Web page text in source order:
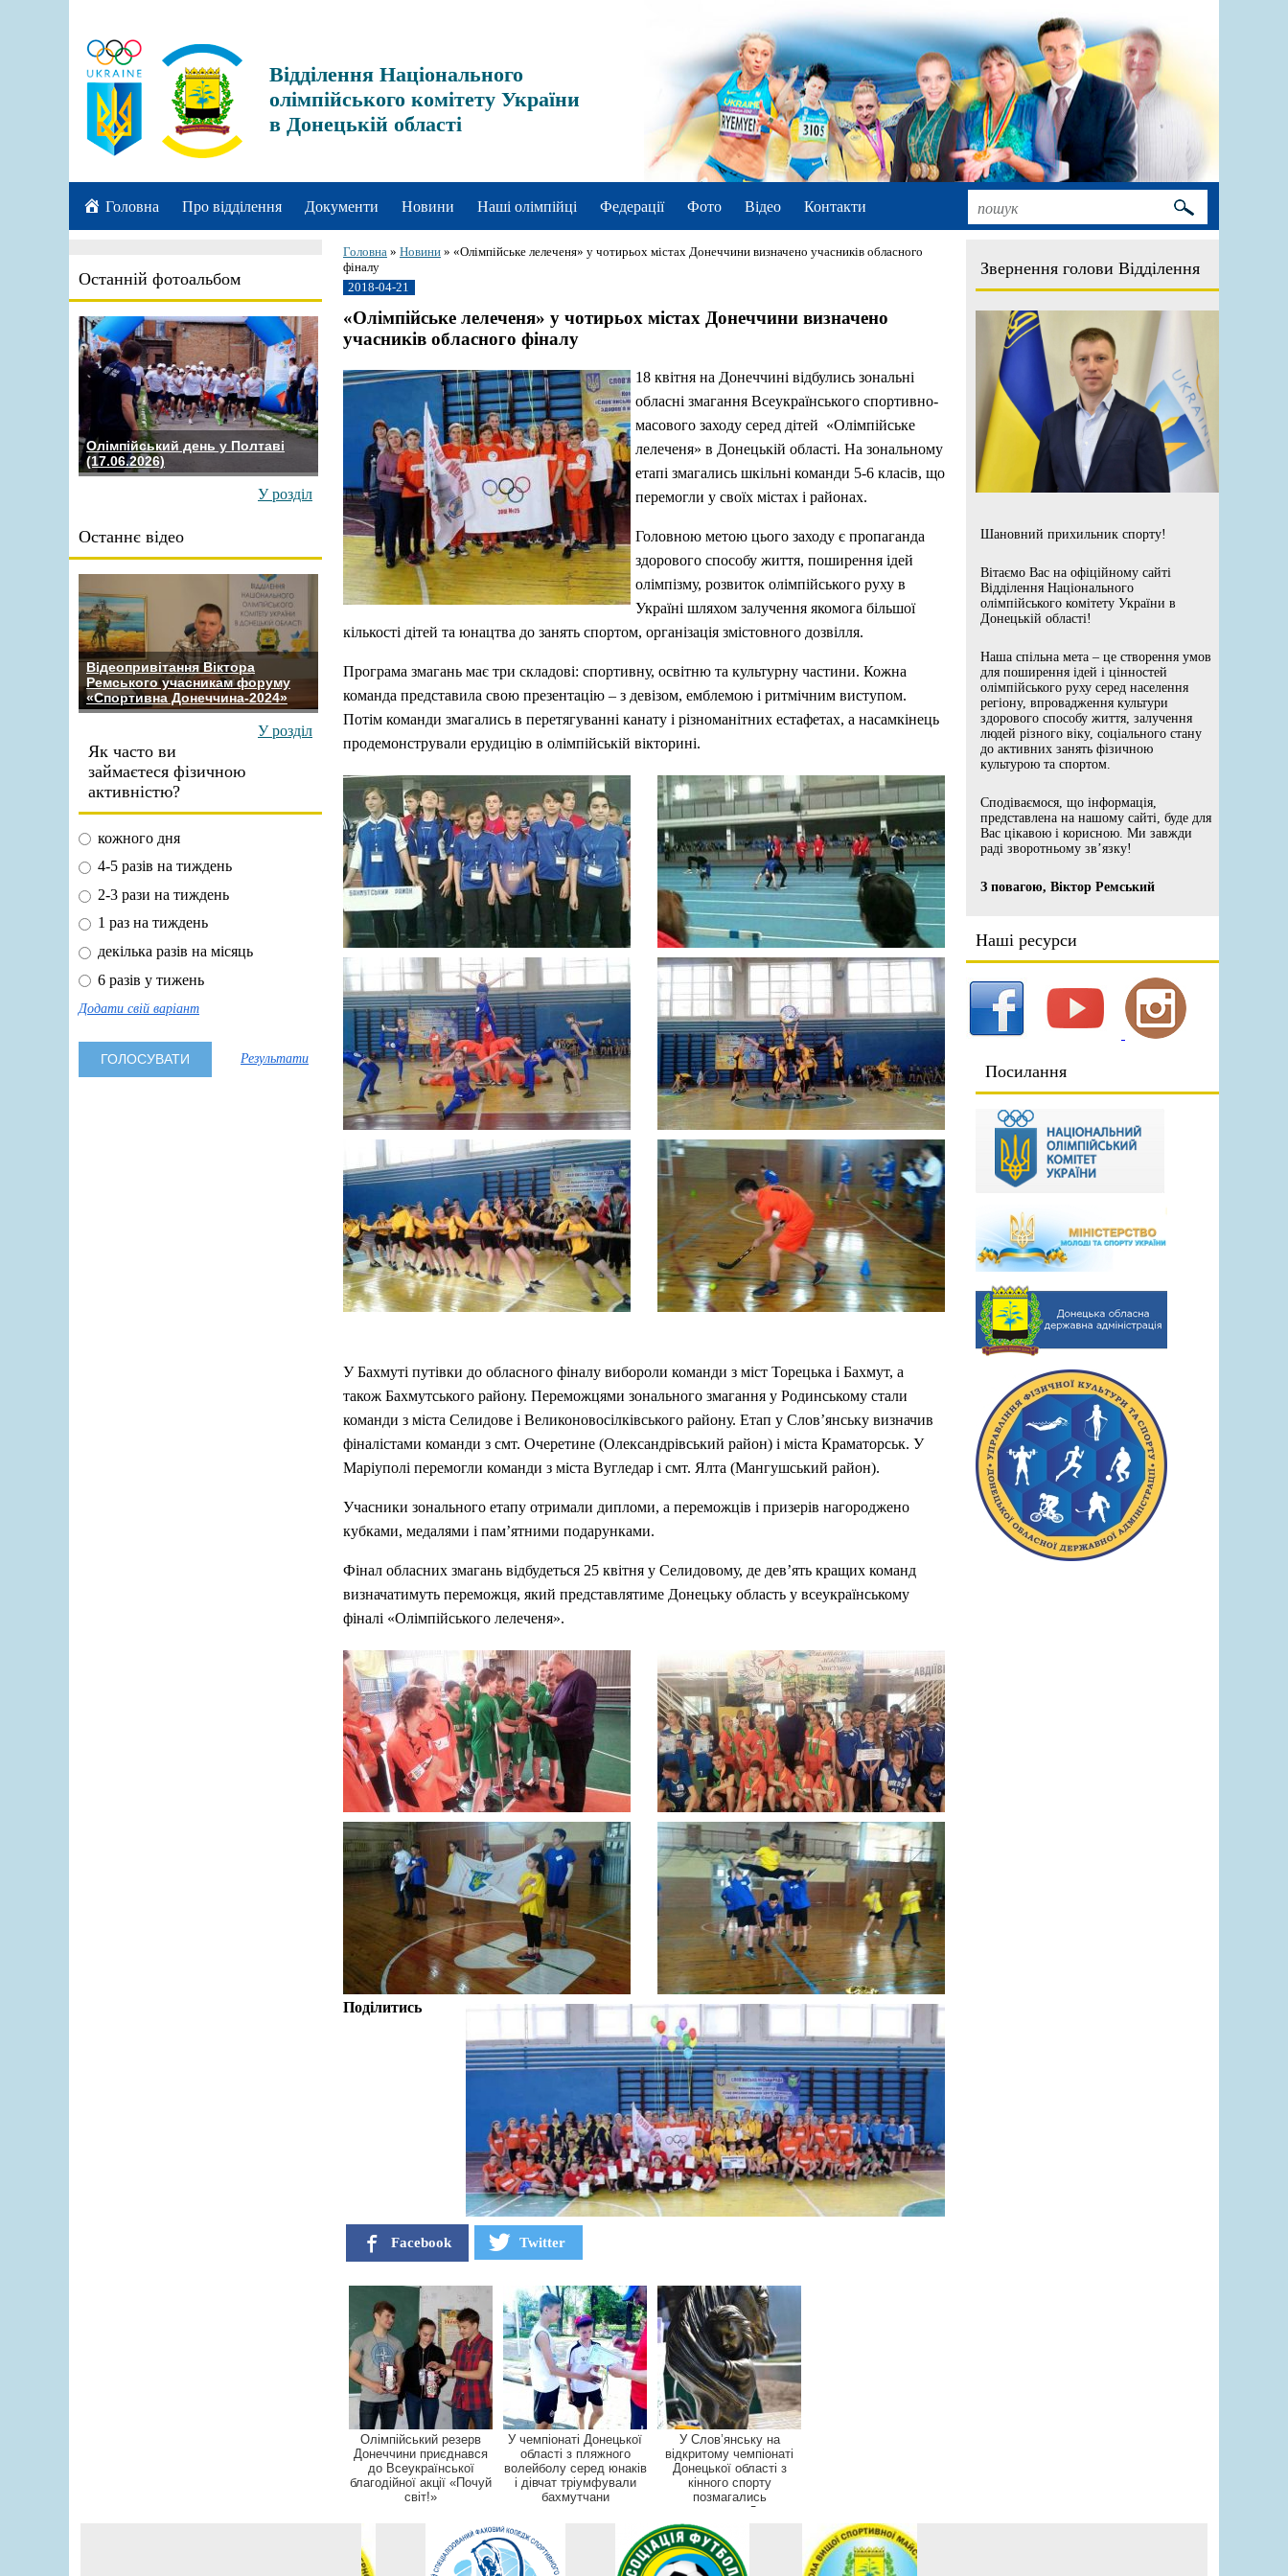
Відділення Національного
олімпійського комітету України
в Донецькій області
Головна Про відділення Документи Новини Наші олімпійці Федерації Фото Відео Контакти
Останній фотоальбом
Олімпійський день у Полтаві
(17.06.2026)
У розділ
Останнє відео
Відеопривітання Віктора
Ремського учасникам форуму
«Спортивна Донеччина-2024»
У розділ
Як часто ви
займаєтеся фізичною
активністю?
кожного дня
4-5 разів на тиждень
2-3 рази на тиждень
1 раз на тиждень
декілька разів на місяць
6 разів у тижень
Додати свій варіант
Результати
Звернення голови Відділення
Шановний прихильник спорту!
Вітаємо Вас на офіційному сайті
Відділення Національного
олімпійського комітету України в
Донецькій області!
Наша спільна мета – це створення умов
для поширення ідей і цінностей
олімпійського руху серед населення
регіону, впровадження культури
здорового способу життя, залучення
людей різного віку, соціального стану
до активних занять фізичною
культурою та спортом.
Сподіваємося, що інформація,
представлена на нашому сайті, буде для
Вас цікавою і корисною. Ми завжди
раді зворотньому зв’язку!
З повагою, Віктор Ремський
Наші ресурси
Посилання
Головна » Новини » «Олімпійське лелеченя» у чотирьох містах Донеччини визначено учасників обласного
фіналу
2018-04-21
«Олімпійське лелеченя» у чотирьох містах Донеччини визначено
учасників обласного фіналу
18 квітня на Донеччині відбулись зональні
обласні змагання Всеукраїнського спортивно-
масового заходу серед дітей «Олімпійське
лелеченя» в Донецькій області. На зональному
етапі змагались шкільні команди 5-6 класів, що
перемогли у своїх містах і районах.
Головною метою цього заходу є пропаганда
здорового способу життя, поширення ідей
олімпізму, розвиток олімпійського руху в
Україні шляхом залучення якомога більшої
кількості дітей та юнацтва до занять спортом, організація змістовного дозвілля.
Програма змагань має три складові: спортивну, освітню та культурну частини. Кожна
команда представила свою презентацію – з девізом, емблемою і ритмічним виступом.
Потім команди змагались в перетягуванні канату і різноманітних естафетах, а насамкінець
продемонстрували ерудицію в олімпійській вікторині.
У Бахмуті путівки до обласного фіналу вибороли команди з міст Торецька і Бахмут, а
також Бахмутського району. Переможцями зонального змагання у Родинському стали
команди з міста Селидове і Великоновосілківського району. Етап у Слов’янську визначив
фіналістами команди з смт. Очеретине (Олександрівський район) і міста Краматорськ. У
Маріуполі перемогли команди з міста Вугледар і смт. Ялта (Мангушський район).
Учасники зонального етапу отримали дипломи, а переможців і призерів нагороджено
кубками, медалями і пам’ятними подарунками.
Фінал обласних змагань відбудеться 25 квітня у Селидовому, де дев’ять кращих команд
визначатимуть переможця, який представлятиме Донецьку область у всеукраїнському
фіналі «Олімпійського лелеченя».
Поділитись
Facebook Twitter
Олімпійський резерв
Донеччини приєднався
до Всеукраїнської
благодійної акції «Почуй
світ!»
У чемпіонаті Донецької
області з пляжного
волейболу серед юнаків
і дівчат тріумфували
бахмутчани
У Слов’янську на
відкритому чемпіонаті
Донецької області з
кінного спорту
позмагались
спортсмени Дон...